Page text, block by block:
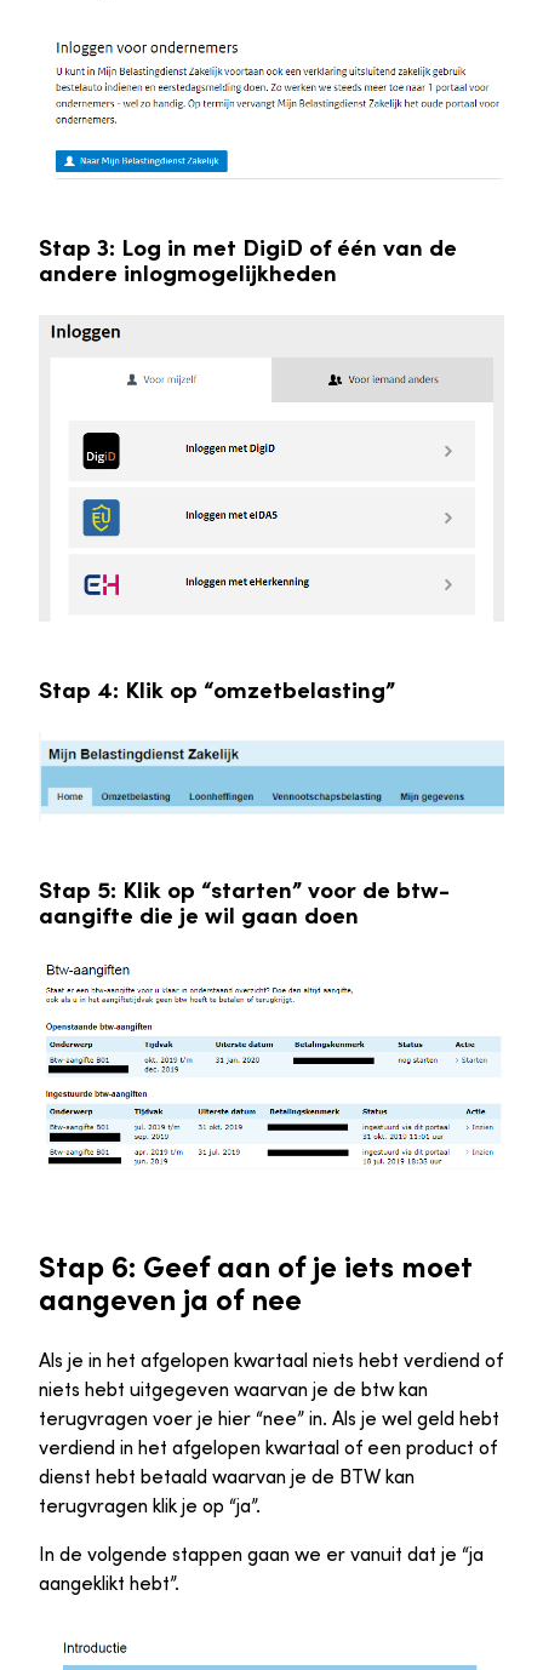
Stap 3: Log in met DigiD of één van de
andere inlogmogelijkheden
Stap 4: Klik op “omzetbelasting”
Stap 5: Klik op “starten” voor de btw-
aangifte die je wil gaan doen
Stap 6: Geef aan of je iets moet
aangeven ja of nee
Als je in het afgelopen kwartaal niets hebt verdiend of
niets hebt uitgegeven waarvan je de btw kan
terugvragen voer je hier “nee” in. Als je wel geld hebt
verdiend in het afgelopen kwartaal of een product of
dienst hebt betaald waarvan je de BTW kan
terugvragen klik je op “ja”.
In de volgende stappen gaan we er vanuit dat je “ja
aangeklikt hebt”.